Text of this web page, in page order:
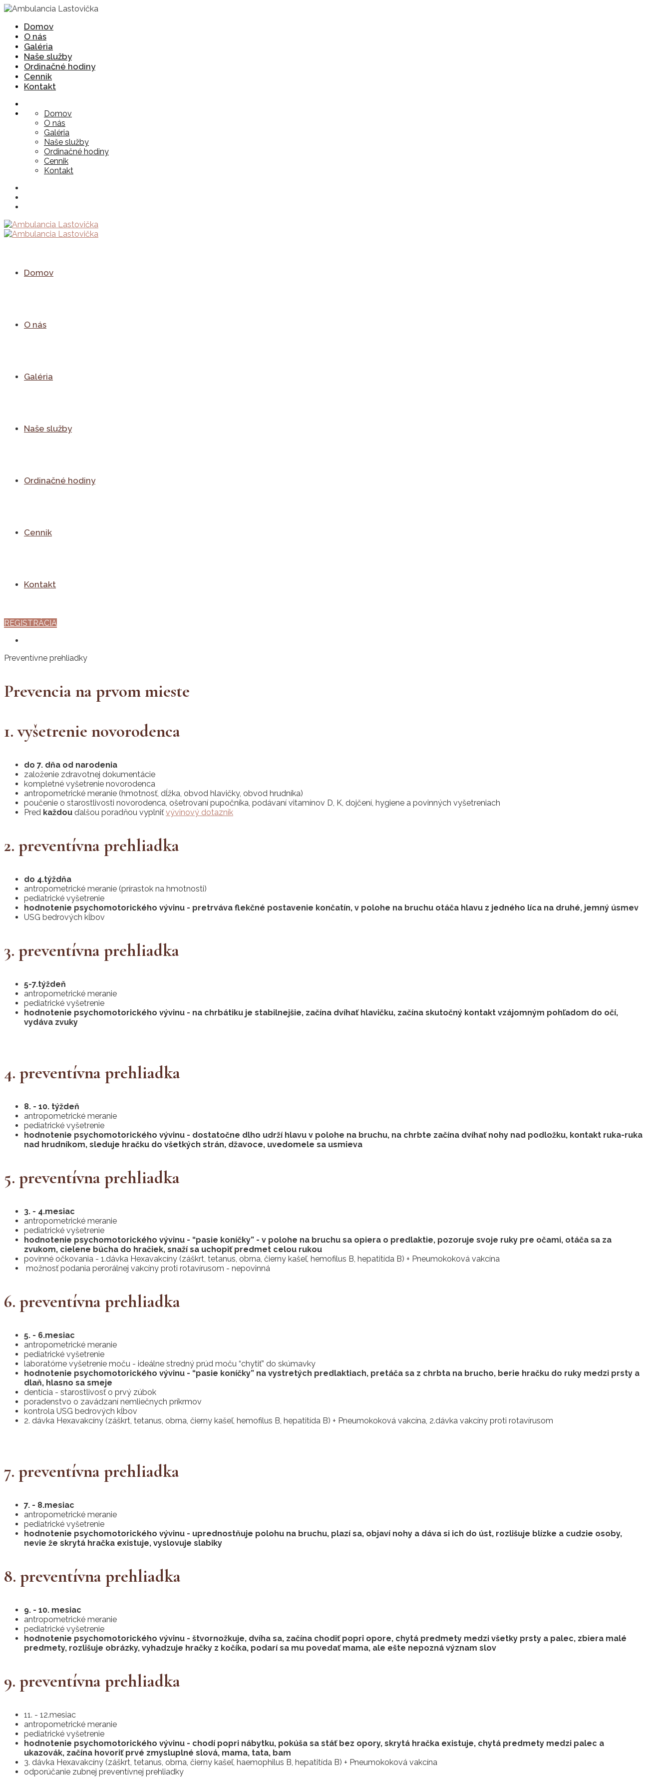
Domov
O nás
Galéria
Naše služby
Ordinačné hodiny
Cennik
Kontakt
Domov
O nás
Galéria
Naše služby
Ordinačné hodiny
Cennik
Kontakt
Domov
O nás
Galéria
Naše služby
Ordinačné hodiny
Cennik
Kontakt
REGISTRÁCIA
Preventívne prehliadky
Prevencia na prvom mieste
1. vyšetrenie novorodenca
do 7. dňa od narodenia
založenie zdravotnej dokumentácie
kompletné vyšetrenie novorodenca
antropometrické meranie (hmotnosť, dĺžka, obvod hlavičky, obvod hrudníka)
poučenie o starostlivosti novorodenca, ošetrovaní pupočníka, podávaní vitamínov D, K, dojčení, hygiene a povinných vyšetreniach
Pred každou ďalšou poradňou vyplniťvývinový dotazník
2. preventívna prehliadka
do 4.týždňa
antropometrické meranie (prírastok na hmotnosti)
pediatrické vyšetrenie
hodnotenie psychomotorického vývinu - pretrváva flekčné postavenie končatín, v polohe na bruchu otáča hlavu z jedného líca na druhé, jemný úsmev
USG bedrových kĺbov
3. preventívna prehliadka
5-7.týždeň
antropometrické meranie
pediatrické vyšetrenie
hodnotenie psychomotorického vývinu - na chrbátiku je stabilnejšie, začína dvíhať hlavičku, začína skutočný kontakt vzájomným pohľadom do očí,
vydáva zvuky
4. preventívna prehliadka
8. - 10. týždeň
antropometrické meranie
pediatrické vyšetrenie
hodnotenie psychomotorického vývinu - dostatočne dlho udrží hlavu v polohe na bruchu, na chrbte začína dvíhať nohy nad podložku, kontakt ruka-ruka
nad hrudníkom, sleduje hračku do všetkých strán, džavoce, uvedomele sa usmieva
5. preventívna prehliadka
3. - 4.mesiac
antropometrické meranie
pediatrické vyšetrenie
hodnotenie psychomotorického vývinu - “pasie koníčky” - v polohe na bruchu sa opiera o predlaktie, pozoruje svoje ruky pre očami, otáča sa za
zvukom, cielene búcha do hračiek, snaží sa uchopiť predmet celou rukou
povinné očkovania - 1.dávka Hexavakcíny (záškrt, tetanus, obrna, čierny kašeľ, hemofilus B, hepatitída B) + Pneumokoková vakcína
možnosť podania perorálnej vakcíny proti rotavírusom - nepovinná
6. preventívna prehliadka
5. - 6.mesiac
antropometrické meranie
pediatrické vyšetrenie
laboratórne vyšetrenie moču - ideálne stredný prúd moču “chytiť” do skúmavky
hodnotenie psychomotorického vývinu - “pasie koníčky” na vystretých predlaktiach, pretáča sa z chrbta na brucho, berie hračku do ruky medzi prsty a
dlaň, hlasno sa smeje
dentícia - starostlivosť o prvý zúbok
poradenstvo o zavádzaní nemliečnych príkrmov
kontrola USG bedrových kĺbov
2. dávka Hexavakcíny (záškrt, tetanus, obrna, čierny kašeľ, hemofilus B, hepatitída B) + Pneumokoková vakcína, 2.dávka vakcíny proti rotavírusom
7. preventívna prehliadka
7. - 8.mesiac
antropometrické meranie
pediatrické vyšetrenie
hodnotenie psychomotorického vývinu - uprednostňuje polohu na bruchu, plazí sa, objaví nohy a dáva si ich do úst, rozlišuje blízke a cudzie osoby,
nevie že skrytá hračka existuje, vyslovuje slabiky
8. preventívna prehliadka
9. - 10. mesiac
antropometrické meranie
pediatrické vyšetrenie
hodnotenie psychomotorického vývinu - štvornožkuje, dvíha sa, začína chodiť popri opore, chytá predmety medzi všetky prsty a palec, zbiera malé
predmety, rozlišuje obrázky, vyhadzuje hračky z kočíka, podarí sa mu povedať mama, ale ešte nepozná význam slov
9. preventívna prehliadka
11. - 12.mesiac
antropometrické meranie
pediatrické vyšetrenie
hodnotenie psychomotorického vývinu - chodí popri nábytku, pokúša sa stáť bez opory, skrytá hračka existuje, chytá predmety medzi palec a
ukazovák, začína hovoriť prvé zmysluplné slová, mama, tata, bam
3. dávka Hexavakcíny (záškrt, tetanus, obrna, čierny kašeľ, haemophilus B, hepatitída B) + Pneumokoková vakcína
odporúčanie zubnej preventívnej prehliadky